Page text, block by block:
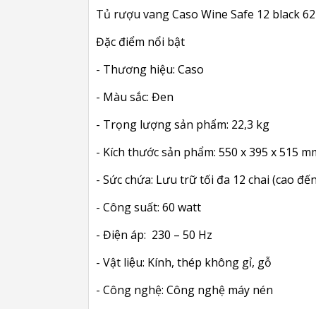
Tủ rượu vang Caso Wine Safe 12 black
Đặc điểm nổi bật
- Thương hiệu: Caso
- Màu sắc: Đen
- Trọng lượng sản phẩm: 22,3 kg
- Kích thước sản phẩm: 550 x 395 x 515
- Sức chứa: Lưu trữ tối đa 12 chai (cao
- Công suất: 60 watt
- Điện áp: 230 – 50 Hz
- Vật liệu: Kính, thép không gỉ, gỗ
- Công nghệ: Công nghệ máy nén